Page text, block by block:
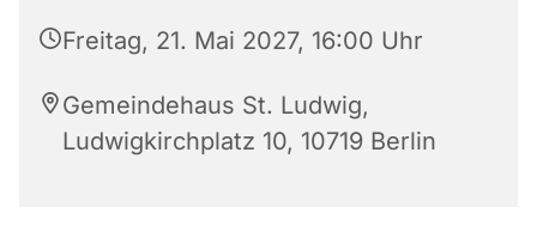
Freitag, 21. Mai 2027, 16:00 Uhr
Gemeindehaus St. Ludwig,
Ludwigkirchplatz 10, 10719 Berlin